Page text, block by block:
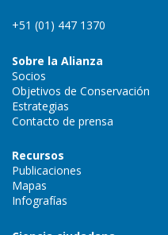
+51 (01) 447 1370
Sobre la Alianza
Socios
Objetivos de Conservación
Estrategias
Contacto de prensa
Recursos
Publicaciones
Mapas
Infografías